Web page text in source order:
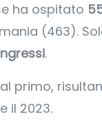
ha ospitato
(463).
.
primo,
il 2023.